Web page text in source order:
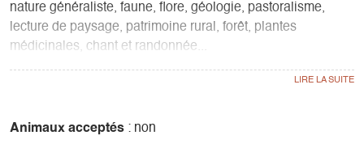
nature généraliste, faune, flore, géologie, pastoralisme,
lecture de paysage, patrimoine rural, forêt, plantes
médicinales, chant et randonnée...
Animaux acceptés : non